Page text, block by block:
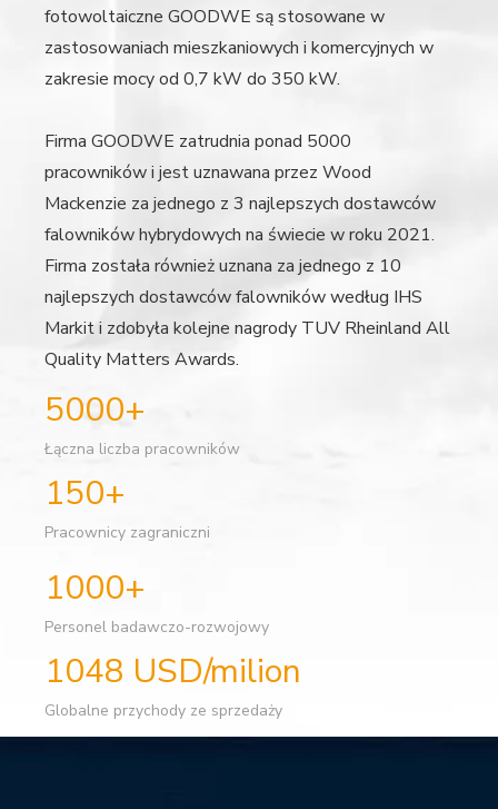
fotowoltaiczne GOODWE są stosowane w
zastosowaniach mieszkaniowych i komercyjnych w
zakresie mocy od 0,7 kW do 350 kW.
Firma GOODWE zatrudnia ponad 5000
pracowników i jest uznawana przez Wood
Mackenzie za jednego z 3 najlepszych dostawców
falowników hybrydowych na świecie w roku 2021.
Firma została również uznana za jednego z 10
najlepszych dostawców falowników według IHS
Markit i zdobyła kolejne nagrody TUV Rheinland All
Quality Matters Awards.
5000+
Łączna liczba pracowników
150+
Pracownicy zagraniczni
1000+
Personel badawczo-rozwojowy
1048 USD/milion
Globalne przychody ze sprzedaży